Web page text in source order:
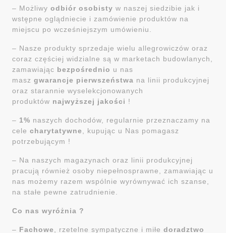
– Możliwy odbiór osobisty w naszej siedzibie jak i
wstępne oglądniecie i zamówienie produktów na
miejscu po wcześniejszym umówieniu.
– Nasze produkty sprzedaje wielu allegrowiczów oraz
coraz częściej widzialne są w marketach budowlanych,
zamawiając bezpośrednio u nas
masz gwarancje pierwszeństwa na linii produkcyjnej
oraz starannie wyselekcjonowanych
produktów najwyższej jakości !
– 1% naszych dochodów, regularnie przeznaczamy na
cele charytatywne
, kupując u Nas pomagasz
potrzebującym !
– Na naszych magazynach oraz linii produkcyjnej
pracują również osoby niepełnosprawne, zamawiając u
nas możemy razem wspólnie wyrównywać ich szanse,
na stałe pewne zatrudnienie.
Co nas wyróżnia ?
– Fachowe , rzetelne sympatyczne i miłe doradztwo